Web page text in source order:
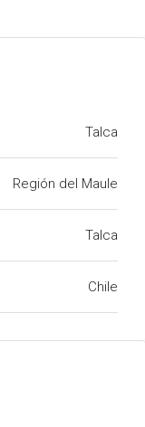
Talca
Región del Maule
Talca
Chile